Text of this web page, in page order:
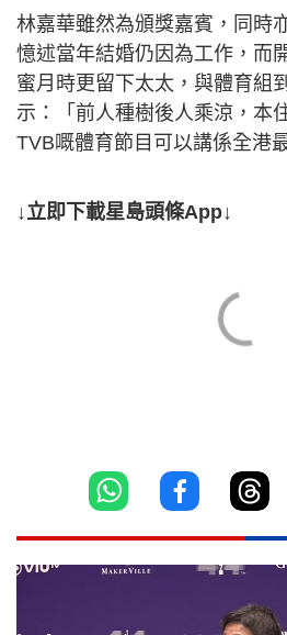
林嘉華雖然為頒獎嘉賓，同時
憶述當年結婚仍因為工作，而
蜜月時更留下太太，與體育組
示：「前人種樹後人乘涼，本
TVB嘅體育節目可以講係全港
↓立即下載星島頭條App↓